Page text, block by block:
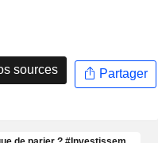
sources Partager